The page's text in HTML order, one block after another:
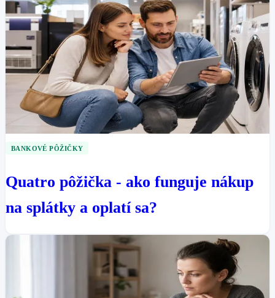
BANKOVÉ PÔŽIČKY
Quatro pôžička - ako funguje nákup
na splátky a oplatí sa?